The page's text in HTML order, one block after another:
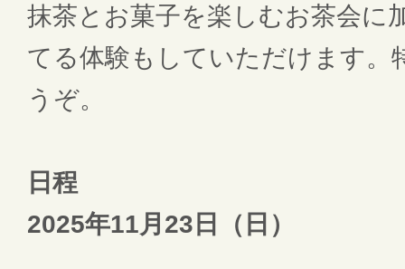
抹茶とお菓子を楽しむお茶会に
てる体験もしていただけます。
うぞ。
日程
2025年11月23日（日）